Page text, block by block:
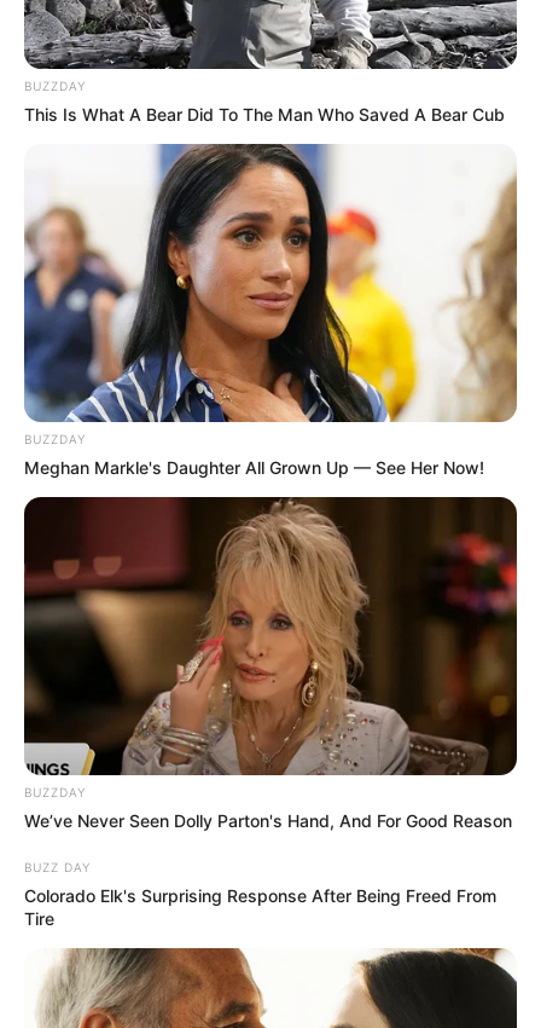
BUZZDAY
This Is What A Bear Did To The Man Who Saved A Bear Cub
BUZZDAY
Meghan Markle's Daughter All Grown Up — See Her Now!
BUZZDAY
We’ve Never Seen Dolly Parton's Hand, And For Good Reason
BUZZ DAY
Colorado Elk's Surprising Response After Being Freed From
Tire